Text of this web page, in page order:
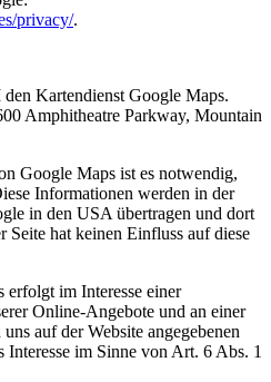
privacy/.
Kartendienst Google Maps.
Amphitheatre Parkway, Mountain
Google Maps ist es notwendig,
Informationen werden in der
in den USA übertragen und dort
Seite hat keinen Einfluss auf diese
im Interesse einer
Online-Angebote und an einer
auf der Website angegebenen
Interesse im Sinne von Art. 6 Abs. 1